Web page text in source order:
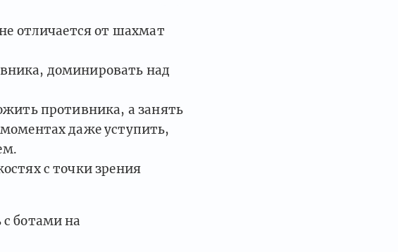
отличается от шахмат
доминировать над
противника, а занять
даже уступить,
с точки зрения
ботами на